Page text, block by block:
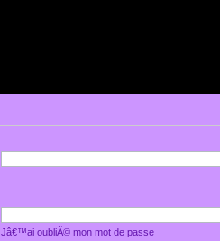
Jâ€™ai oubliÃ© mon mot de passe